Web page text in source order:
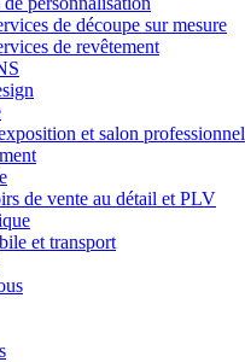
de découpe sur mesure
de revêtement
et salon professionnel
de vente au détail et PLV
et transport